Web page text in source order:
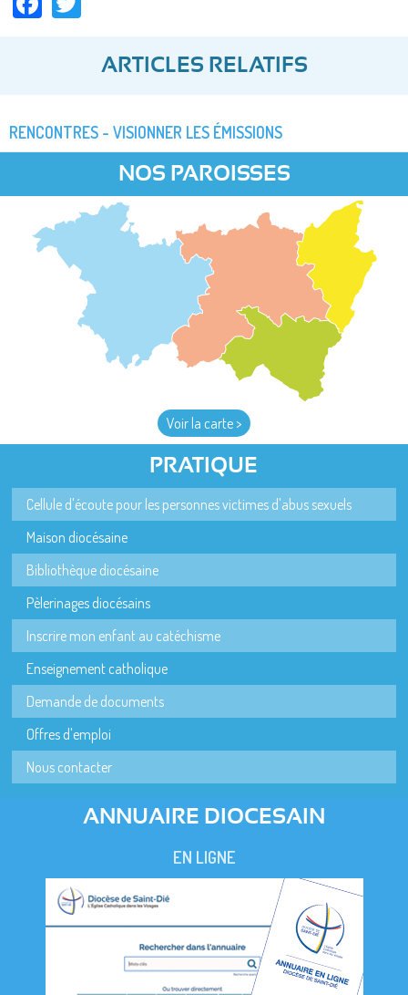
ARTICLES RELATIFS
RENCONTRES - VISIONNER LES ÉMISSIONS
NOS PAROISSES
Voir la carte >
PRATIQUE
Cellule d'écoute pour les personnes victimes d'abus sexuels
Maison diocésaine
Bibliothèque diocésaine
Pèlerinages diocésains
Inscrire mon enfant au catéchisme
Enseignement catholique
Demande de documents
Offres d'emploi
Nous contacter
ANNUAIRE DIOCESAIN
EN LIGNE